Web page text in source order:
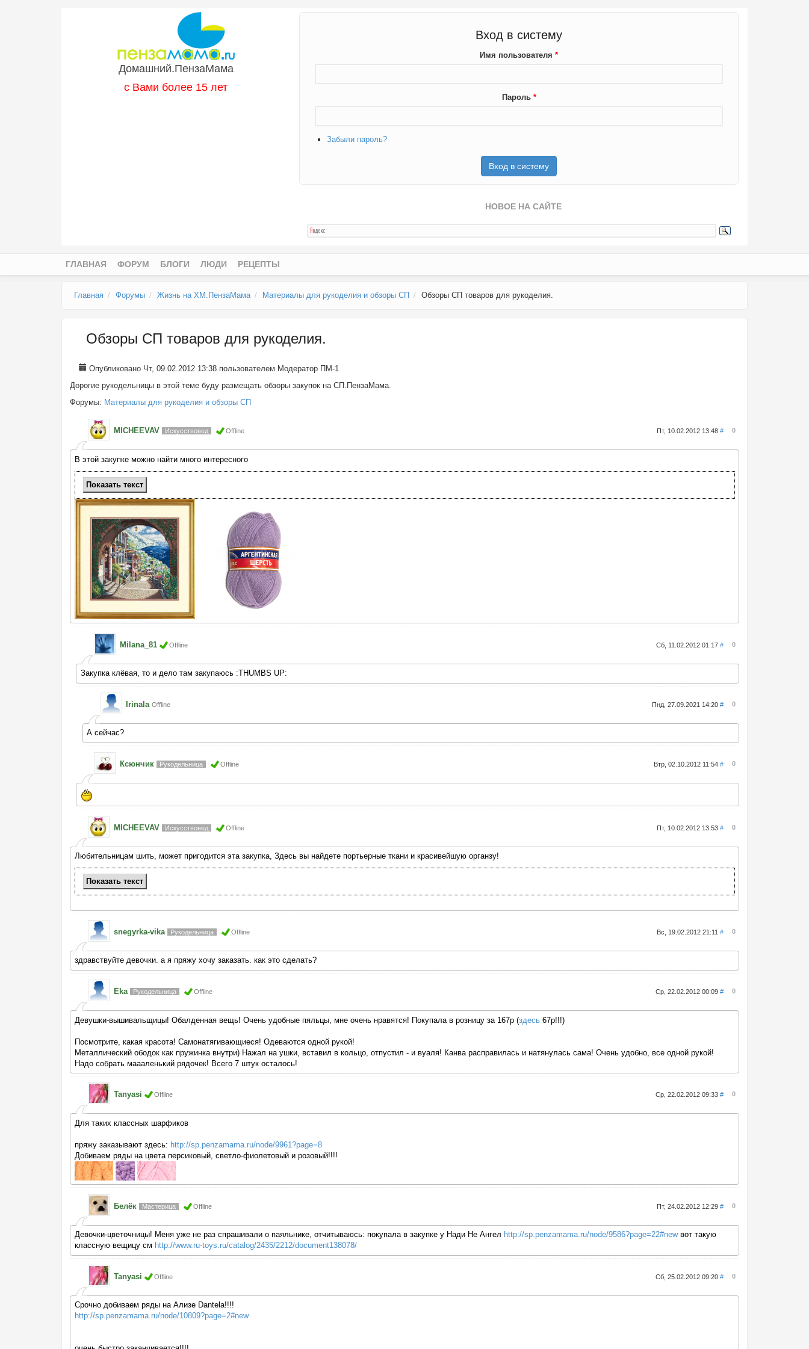
Домашний.ПензаМама
с Вами более 15 лет
Вход в систему
Имя пользователя *
Пароль *
Забыли пароль?
НОВОЕ НА САЙТЕ
ГЛАВНАЯ ФОРУМ БЛОГИ ЛЮДИ РЕЦЕПТЫ
Главная Форумы Жизнь на ХМ.ПензаМама Материалы для рукоделия и обзоры СП Обзоры СП товаров для рукоделия.
Обзоры СП товаров для рукоделия.
Опубликовано Чт, 09.02.2012 13:38 пользователем Модератор ПМ-1
Дорогие рукодельницы в этой теме буду размещать обзоры закупок на СП.ПензаМама.
Форумы: Материалы для рукоделия и обзоры СП
MICHEEVAV Искусствовед Offline Пт, 10.02.2012 13:48# 0
В этой закупке можно найти много интересного
Показатьтекст
Milana_81 Offline Сб, 11.02.2012 01:17# 0
Закупка клёвая, то и дело там закупаюсь :THUMBS UP:
Irinala Offline Пнд, 27.09.2021 14:20# 0
А сейчас?
Ксюнчик Рукодельница Offline Втр, 02.10.2012 11:54# 0
MICHEEVAV Искусствовед Offline Пт, 10.02.2012 13:53# 0
Любительницам шить, может пригодится эта закупка, Здесь вы найдете портьерные ткани и красивейшую органзу!
Показатьтекст
snegyrka-vika Рукодельница Offline Вс, 19.02.2012 21:11# 0
здравствуйте девочки. а я пряжу хочу заказать. как это сделать?
Eka Рукодельница Offline Ср, 22.02.2012 00:09# 0
Девушки-вышивальщицы! Обалденная вещь! Очень удобные пяльцы, мне очень нравятся! Покупала в розницу за 167р (здесь67р!!!)
Посмотрите, какая красота! Самонатягивающиеся! Одеваются одной рукой!
Металлический ободок как пружинка внутри) Нажал на ушки, вставил в кольцо, отпустил - и вуаля! Канва расправилась и натянулась сама! Очень удобно, все одной рукой!
Надо собрать маааленький рядочек! Всего 7 штук осталось!
Tanyasi Offline Ср, 22.02.2012 09:33# 0
Для таких классных шарфиков
пряжу заказывают здесь: http://sp.penzamama.ru/node/9961?page=8
Добиваем ряды на цвета персиковый, светло-фиолетовый и розовый!!!!
Белёк Мастерица Offline Пт, 24.02.2012 12:29# 0
Девочки-цветочницы! Меня уже не раз спрашивали о паяльнике, отчитываюсь: покупала в закупке у Нади Не Ангел http://sp.penzamama.ru/node/9586?page=22#newвот такую
классную вещицу см http://www.ru-toys.ru/catalog/2435/2212/document138078/
Tanyasi Offline Сб, 25.02.2012 09:20# 0
Срочно добиваем ряды на Ализе Dantela!!!!
http://sp.penzamama.ru/node/10809?page=2#new